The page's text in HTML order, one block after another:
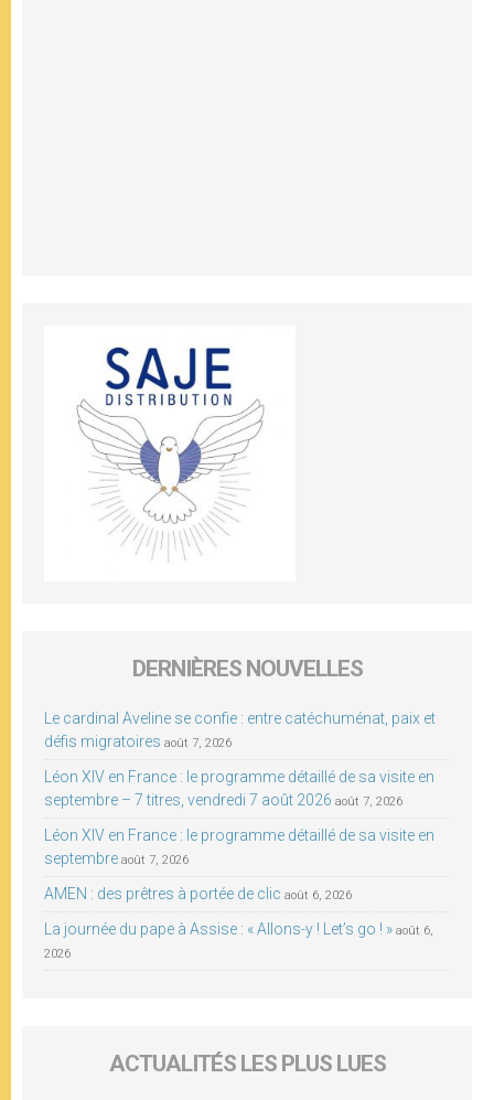
DERNIÈRES NOUVELLES
Le cardinal Aveline se confie : entre catéchuménat, paix et
défis migratoires août 7, 2026
Léon XIV en France : le programme détaillé de sa visite en
septembre – 7 titres, vendredi 7 août 2026 août 7, 2026
Léon XIV en France : le programme détaillé de sa visite en
septembre août 7, 2026
AMEN : des prêtres à portée de clic août 6, 2026
La journée du pape à Assise : « Allons-y ! Let’s go ! » août 6,
2026
ACTUALITÉS LES PLUS LUES